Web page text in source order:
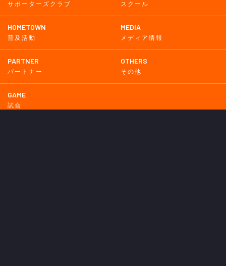
サポーターズクラブ スクール
HOMETOWN
普及活動
MEDIA
メディア情報
PARTNER
パートナー
OTHERS
その他
GAME
試合